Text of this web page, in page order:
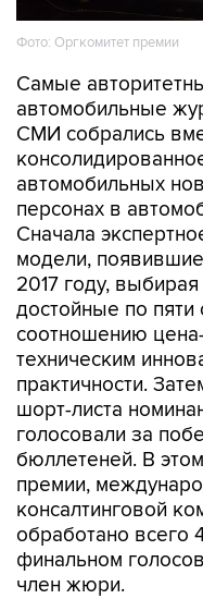
Фото: Оргкомитет премии
Самые
автомобильные
СМИ собрались
автомобильных
персонах в
Сначала
модели,
2017 году,
достойные по
соотношению
техническим
практичности.
шорт-листа
голосовали за
бюллетеней. В
премии,
консалтинговой
обработано всего
финальном
член жюри.